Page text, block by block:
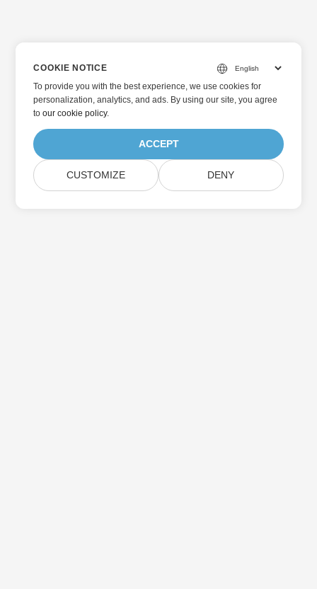
COOKIE NOTICE
To provide you with the best experience, we use cookies for
personalization, analytics, and ads. By using our site, you agree
toour cookie policy.
ACCEPT
CUSTOMIZE DENY